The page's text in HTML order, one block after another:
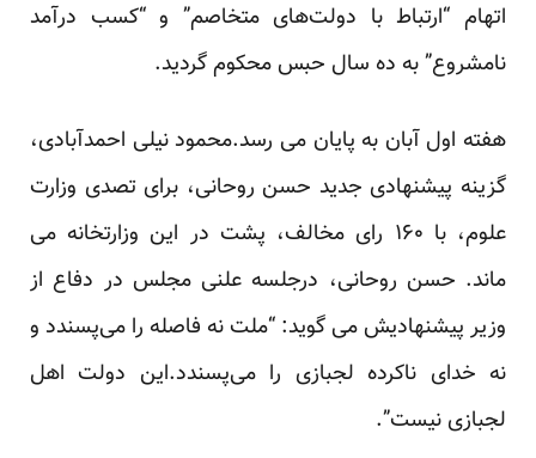
اتهام “ارتباط با دولت‌های متخاصم” و “کسب درآمد
نامشروع” به ده سال حبس محکوم گردید.
هفته اول آبان به پایان می رسد.محمود نیلی احمدآبادی،
گزینه پیشنهادی جدید حسن روحانی، برای تصدی وزارت
علوم، با ۱۶۰ رای مخالف، پشت در این وزارتخانه می
ماند. حسن روحانی، درجلسه علنی مجلس در دفاع از
وزیر پیشنهادیش می گوید: “ملت نه فاصله را می‌پسندد و
نه خدای ناکرده لجبازی را می‌پسندد.این دولت اهل
لجبازی نیست”.